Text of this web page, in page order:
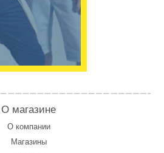
О магазине
О компании
Магазины